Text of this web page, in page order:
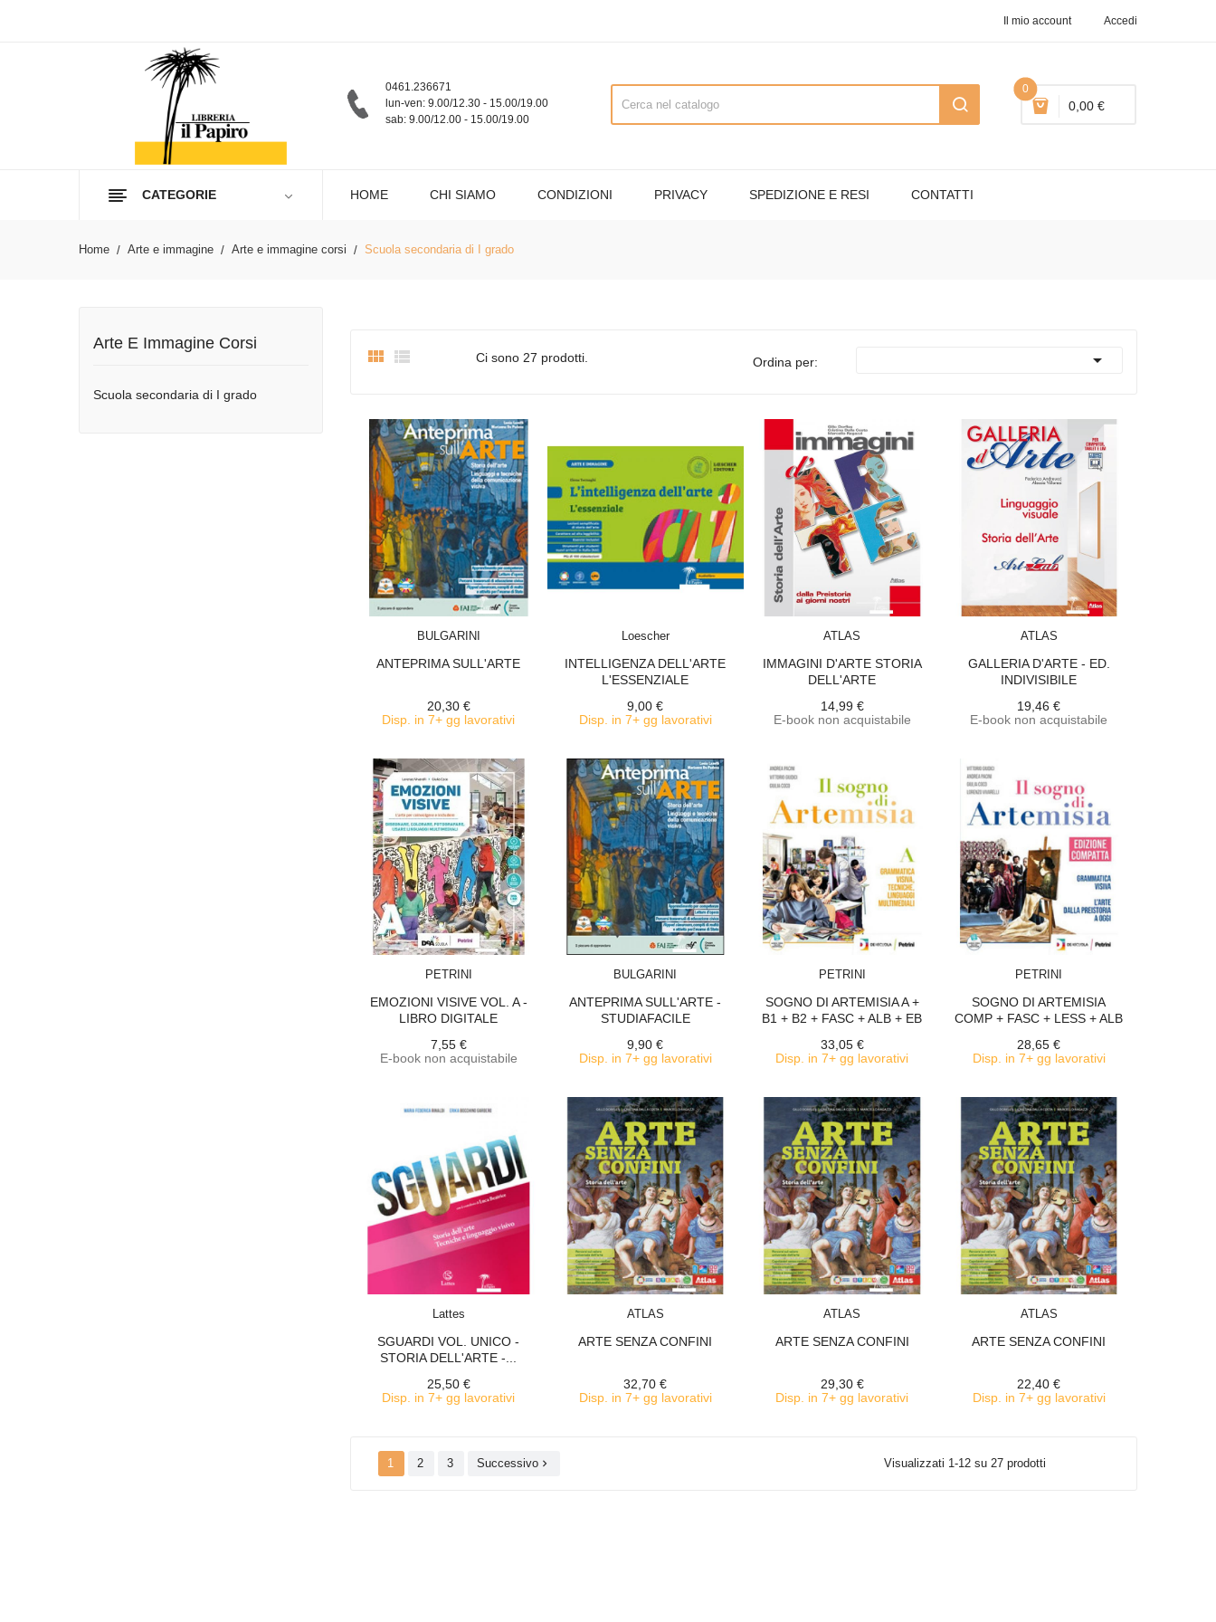
Il mio account Accedi
0
0,00 €
0461.236671
lun-ven: 9.00/12.30 - 15.00/19.00
sab: 9.00/12.00 - 15.00/19.00
CATEGORIE HOME CHI SIAMO CONDIZIONI PRIVACY SPEDIZIONE E RESI CONTATTI
Home Arte e immagine Arte e immagine corsi Scuola secondaria di I grado
Arte E Immagine Corsi
Scuola secondaria di I grado
  Ci sono 27 prodotti. Ordina per: 
BULGARINI
ANTEPRIMA SULL'ARTE
20,30 €
Disp. in 7+ gg lavorativi
Loescher
INTELLIGENZA DELL'ARTE
L'ESSENZIALE
9,00 €
Disp. in 7+ gg lavorativi
ATLAS
IMMAGINI D'ARTE STORIA
DELL'ARTE
14,99 €
E-book non acquistabile
ATLAS
GALLERIA D'ARTE - ED.
INDIVISIBILE
19,46 €
E-book non acquistabile
PETRINI
EMOZIONI VISIVE VOL. A -
LIBRO DIGITALE
7,55 €
E-book non acquistabile
BULGARINI
ANTEPRIMA SULL'ARTE -
STUDIAFACILE
9,90 €
Disp. in 7+ gg lavorativi
PETRINI
SOGNO DI ARTEMISIA A +
B1 + B2 + FASC + ALB + EB
33,05 €
Disp. in 7+ gg lavorativi
PETRINI
SOGNO DI ARTEMISIA
COMP + FASC + LESS + ALB
28,65 €
Disp. in 7+ gg lavorativi
Lattes
SGUARDI VOL. UNICO -
STORIA DELL'ARTE -...
25,50 €
Disp. in 7+ gg lavorativi
ATLAS
ARTE SENZA CONFINI
32,70 €
Disp. in 7+ gg lavorativi
ATLAS
ARTE SENZA CONFINI
29,30 €
Disp. in 7+ gg lavorativi
ATLAS
ARTE SENZA CONFINI
22,40 €
Disp. in 7+ gg lavorativi
1 2 3 Successivo  Visualizzati 1-12 su 27 prodotti